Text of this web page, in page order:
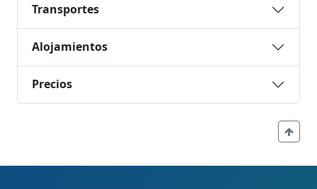
Transportes
Alojamientos
Precios